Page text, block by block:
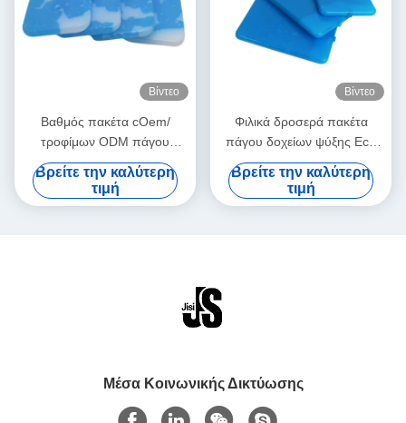
Βίντεο
Βαθμός πακέτα cOem/
τροφίμων ODM πάγου
ψυγείων μεσημεριανού
γεύματος πάγου Bento
εξαιρετικά λεπτά για τα
Βρείτε την καλύτερη
τιμή
Βίντεο
Φιλικά δροσερά πακέτα
πάγου δοχείων ψύξης Eco
εξαιρετικά λεπτά για τα
τρόφιμα/την μπύρα 15cm X
10cm X 1cm
Βρείτε την καλύτερη
τιμή
Μέσα Κοινωνικής Δικτύωσης